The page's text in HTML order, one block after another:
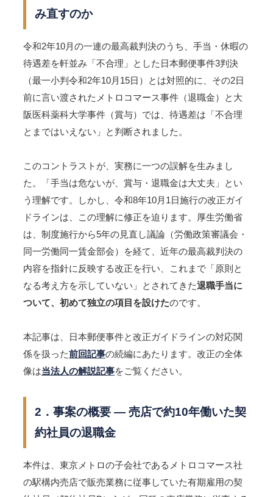
み直すのか
令和2年10月の一連の最高裁判決のうち、手当・休暇の
待遇差を軒並み「不合理」とした日本郵便事件3判決
（最一小判令和2年10月15日）とは対照的に、その2日
前に言い渡されたメトロコマース事件（退職金）と大
阪医科薬科大学事件（賞与）では、待遇差は「不合理
とまではいえない」と判断されました。
このコントラストが、実務に一つの誤解を生みまし
た。「手当は危ないが、賞与・退職金は大丈夫」とい
う理解です。しかし、令和8年10月1日施行の改正ガイ
ドラインは、この理解に修正を迫ります。厚生労働省
は、制度施行から5年の見直し議論（労働政策審議会・
同一労働同一賃金部会）を経て、近年の最高裁判決の
内容を指針に反映する改正を行い、これまで「原則と
なる考え方を示していない」とされてきた退職手当に
ついて、初めて独立の項目を設けたのです。
本記事は、日本郵便事件と改正ガイドラインの対応関
係を扱った前回記事の続編にあたります。改正の全体
像は当法人の解説記事をご覧ください。
2．事案の概要 ― 売店で約10年働いた契
約社員の退職金
本件は、東京メトロの子会社であるメトロコマース社
の駅構内売店で販売業務に従事していた有期雇用の契